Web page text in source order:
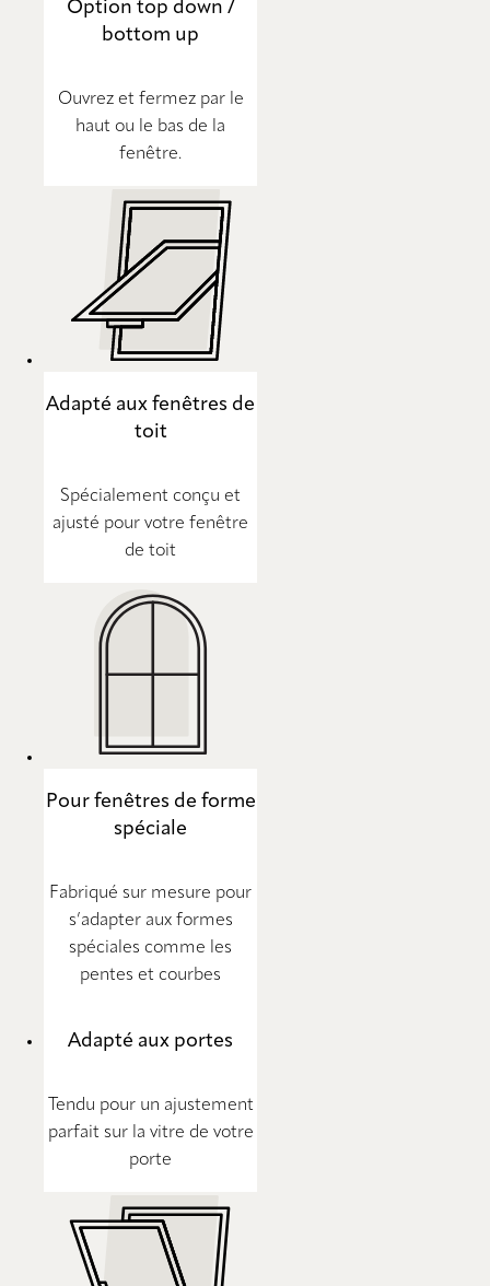
Option top down /
bottom up
Ouvrez et fermez par le
haut ou le bas de la
fenêtre.
Adapté aux fenêtres de
toit
Spécialement conçu et
ajusté pour votre fenêtre
de toit
Pour fenêtres de forme
spéciale
Fabriqué sur mesure pour
s’adapter aux formes
spéciales comme les
pentes et courbes
Adapté aux portes
Tendu pour un ajustement
parfait sur la vitre de votre
porte